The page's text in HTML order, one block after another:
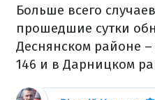
Больше всего
прошедшие сутки
Деснянском районе
146 и в Дарницком